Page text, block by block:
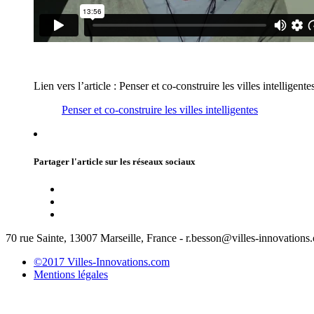
Lien vers l’article : Penser et co-construire les villes
Penser et co-construire les villes intelligentes
Partager l'article sur les réseaux sociaux
70 rue Sainte, 13007 Marseille, France - r.besson@villes-
©2017 Villes-Innovations.com
Mentions légales